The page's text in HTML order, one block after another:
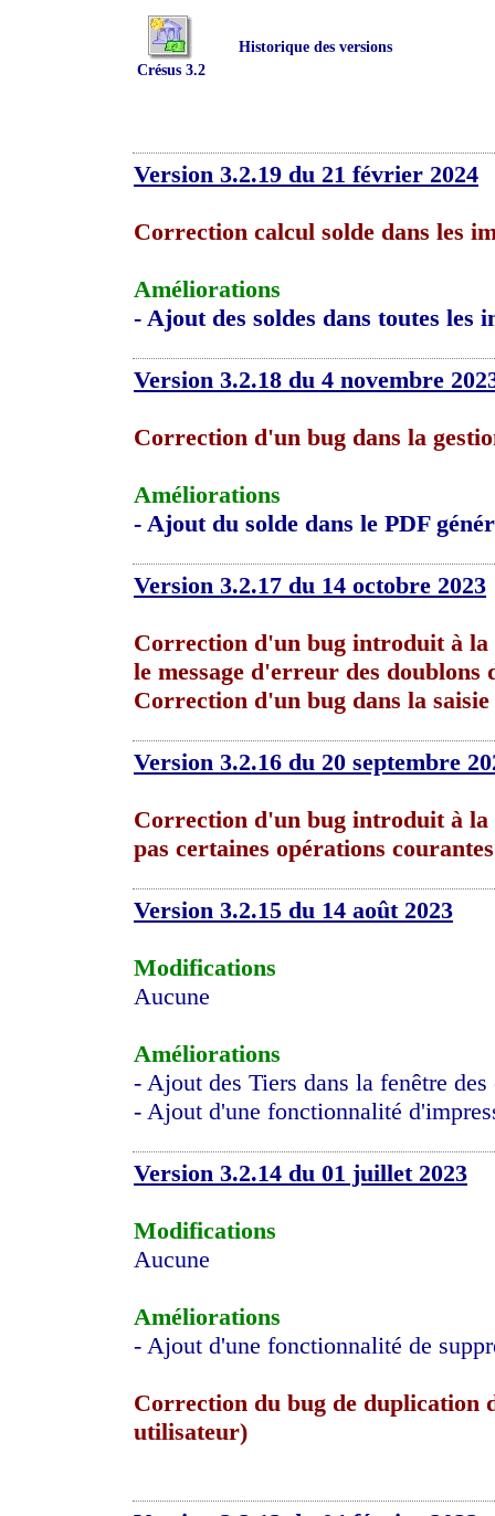
Crésus 3.2
Historique des versions
Version 3.2.19 du 21 février 2024
Correction calcul solde dans les
Améliorations
- Ajout des soldes dans toutes les
Version 3.2.18 du 4 novembre
Correction d'un bug dans la
Améliorations
- Ajout du solde dans le PDF
Version 3.2.17 du 14 octobre 2023
Correction d'un bug introduit à la
le message d'erreur des doublons
Correction d'un bug dans la
Version 3.2.16 du 20 septembre
Correction d'un bug introduit à la
pas certaines opérations courantes
Version 3.2.15 du 14 août 2023
Modifications
Aucune
Améliorations
- Ajout des Tiers dans la fenêtre
- Ajout d'une fonctionnalité
Version 3.2.14 du 01 juillet 2023
Modifications
Aucune
Améliorations
- Ajout d'une fonctionnalité de
Correction du bug de duplication
utilisateur)